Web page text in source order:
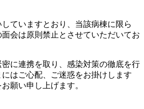
ていますとおり、当該病棟に限ら
会は原則禁止とさせていただいてお
に連携を取り、感染対策の徹底を行
はご心配、ご迷惑をお掛けします
願い申し上げます。